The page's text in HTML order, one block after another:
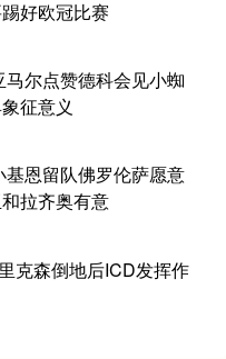
好欧冠比赛
马尔点赞德科会见小蜘
征意义
恩留队佛罗伦萨愿意
拉齐奥有意
克森倒地后ICD发挥作